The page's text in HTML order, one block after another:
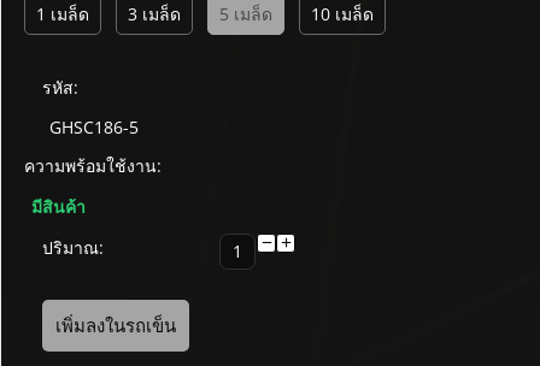
1 เมล็ด
3 เมล็ด 5 เมล็ด 10 เมล็ด
รหัส:
GHSC186-5
ความพร้อมใช้งาน:
มีสินค้า
ปริมาณ:
+
−
เพิ่มลงในรถเข็น